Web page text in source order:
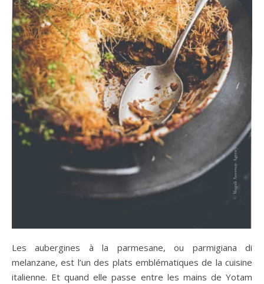
Les aubergines à la parmesane, ou parmigiana di
melanzane, est l’un des plats emblématiques de la cuisine
italienne. Et quand elle passe entre les mains de Yotam